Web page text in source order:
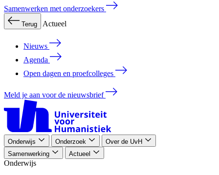
Samenwerken met onderzoekers
Terug Actueel
Nieuws
Agenda
Open dagen en proefcolleges
Meld je aan voor de nieuwsbrief
Onderwijs Onderzoek
Over de UvH
Samenwerking
Actueel
Onderwijs